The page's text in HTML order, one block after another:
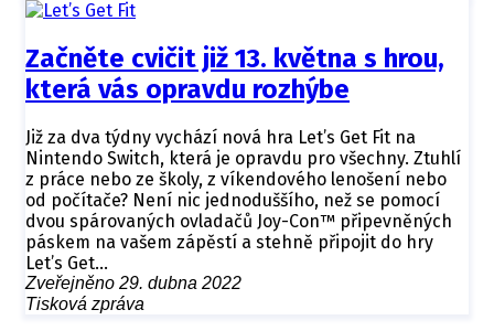
Začněte cvičit již 13. května s hrou,
která vás opravdu rozhýbe
Již za dva týdny vychází nová hra Let’s Get Fit na
Nintendo Switch, která je opravdu pro všechny. Ztuhlí
z práce nebo ze školy, z víkendového lenošení nebo
od počítače? Není nic jednoduššího, než se pomocí
dvou spárovaných ovladačů Joy-Con™ připevněných
páskem na vašem zápěstí a stehně připojit do hry
Let’s Get…
Zveřejněno 29. dubna 2022
Tisková zpráva